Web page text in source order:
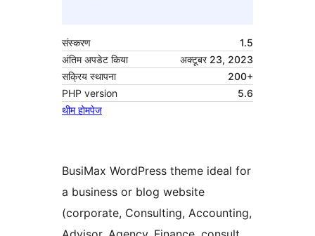
संस्करण
1.5
अंतिम अपडेट किया
अक्टूबर 23, 2023
सक्रिय स्थापना
200+
PHP version
5.6
थीम होमपेज
BusiMax WordPress theme ideal for
a business or blog website
(corporate, Consulting, Accounting,